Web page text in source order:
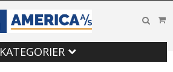
KATEGORIER